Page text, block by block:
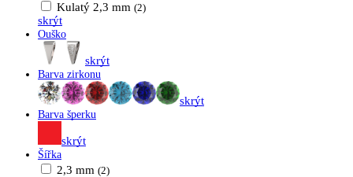
Kulatý 2,3 mm (2)
skrýt
Ouško
skrýt
Barva zirkonu
skrýt
Barva šperku
skrýt
Šířka
2,3 mm (2)